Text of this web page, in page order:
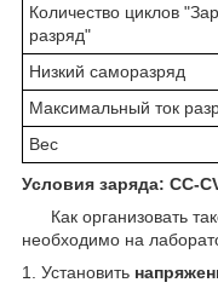
Количество циклов
разряд"
Низкий саморазряд
Максимальный ток
Вес
Условия заряда: CC-
Как организовать
необходимо на
1. Установить